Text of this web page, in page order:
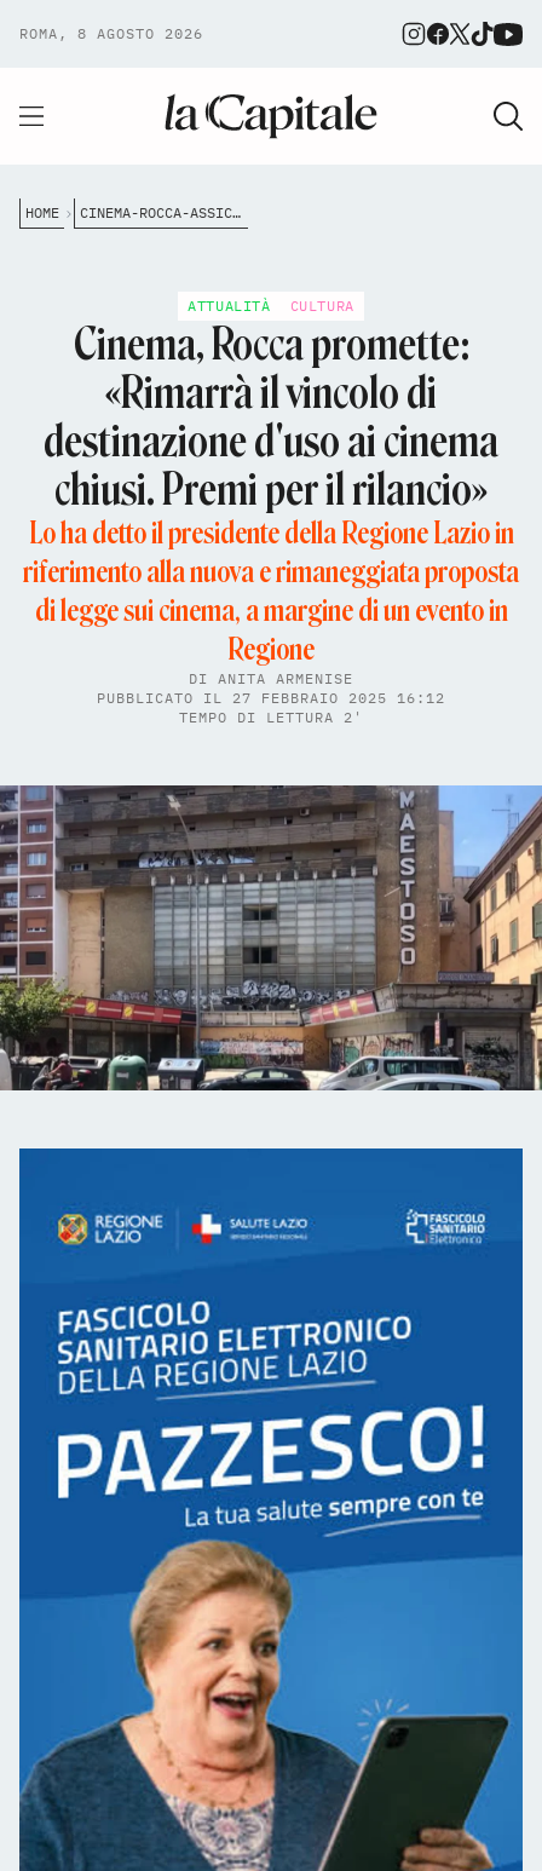
ROMA, 8 AGOSTO 2026
HOME CINEMA-ROCCA-ASSICURA-RIMARR%C3%A0-IL-VINCOLO-DI-DESTINAZIONE-D-USO-I-CINEMA-CHIUSI-DA-10-ANNI
ATTUALITÀ CULTURA
Cinema, Rocca promette:
«Rimarrà il vincolo di
destinazione d'uso ai cinema
chiusi. Premi per il rilancio»
Lo ha detto il presidente della Regione Lazio in
riferimento alla nuova e rimaneggiata proposta
di legge sui cinema, a margine di un evento in
Regione
DI ANITA ARMENISE
PUBBLICATO IL 27 FEBBRAIO 2025 16:12
TEMPO DI LETTURA 2'